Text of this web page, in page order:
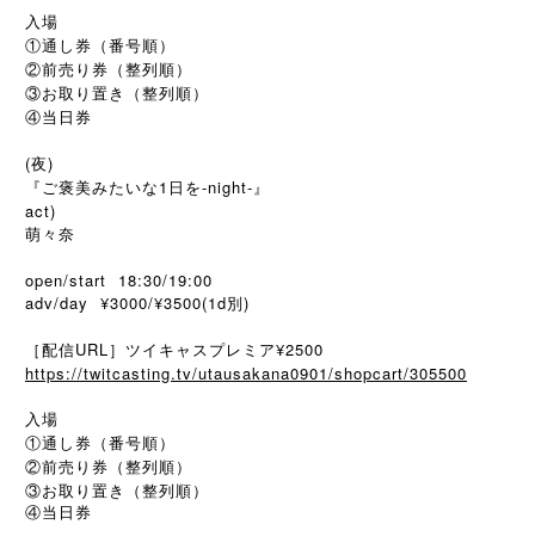
入場
①通し券（番号順）
②前売り券（整列順）
③お取り置き（整列順）
④当日券
(夜)
『ご褒美みたいな1日を-night-』
act)
萌々奈
open/start 18:30/19:00
adv/day ¥3000/¥3500(1d別)
［配信URL］ツイキャスプレミア¥2500
https://twitcasting.tv/utausakana0901/shopcart/305500
入場
①通し券（番号順）
②前売り券（整列順）
③お取り置き（整列順）
④当日券